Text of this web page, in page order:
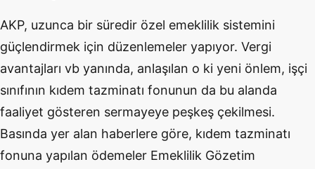
AKP, uzunca bir süredir özel emeklilik sistemini
güçlendirmek için düzenlemeler yapıyor. Vergi
avantajları vb yanında, anlaşılan o ki yeni önlem, işçi
sınıfının kıdem tazminatı fonunun da bu alanda
faaliyet gösteren sermayeye peşkeş çekilmesi.
Basında yer alan haberlere göre, kıdem tazminatı
fonuna yapılan ödemeler Emeklilik Gözetim